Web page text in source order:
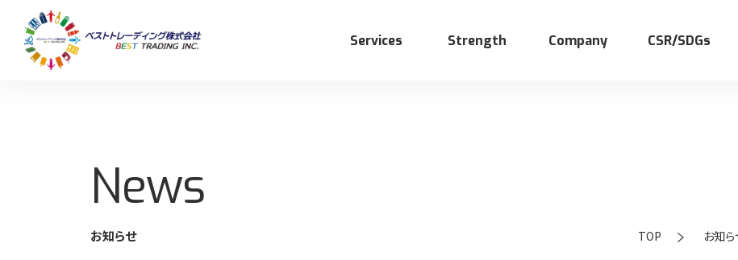
Services
事業内容
Strength Company CSR/SDGs
CSR/SDGs活動
採用情報
News
お知らせ TOP お知ら